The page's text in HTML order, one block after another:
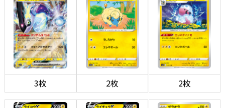
3枚 2枚 2枚